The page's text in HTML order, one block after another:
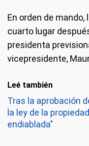
En orden de
cuarto lugar
presidenta
vicepresidente,
Leé también
Tras la aprobación
la ley de la
endiablada"